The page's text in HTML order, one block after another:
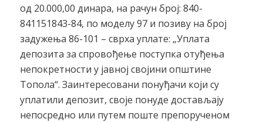
од 20.000,00 динара, на рачун број: 840-
841151843-84, по моделу 97 и позиву на број
задужења 86-101 – сврха уплате: „Уплата
депозита за спровођење поступка отуђења
непокретности у јавној својини општине
Топола“. Заинтересовани понуђачи који су
уплатили депозит, своје понуде достављају
непосредно или путем поште препорученом